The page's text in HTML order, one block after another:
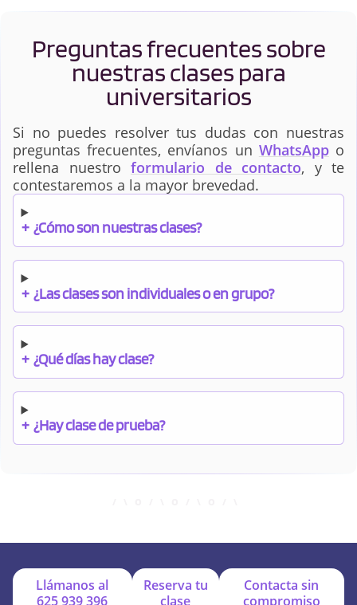
Preguntas frecuentes sobre
nuestras clases para
universitarios
Si no puedes resolver tus dudas con nuestras
preguntas frecuentes, envíanos un WhatsAppo
rellena nuestro formulario de contacto, y te
contestaremos a la mayor brevedad.
+ ¿Cómo son nuestras clases?
+ ¿Las clases son individuales o en grupo?
+ ¿Qué días hay clase?
+ ¿Hay clase de prueba?
Llámanos al
625 939 396
Reserva tu
clase
Contacta sin
compromiso